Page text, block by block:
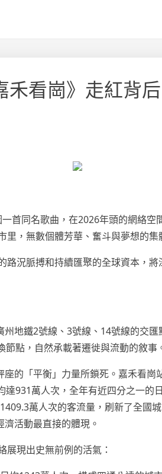
禾看崗》走紅背
首同名歌曲，在2026年頭的網絡
，無數個體芳華、奮斗與夢想的集
況脈搏和持續匯聚的全球資本，
州地鐵2號線、3號線、14號線的交
點，自然承載著遷徙與流動的敘事
的「平衡」力量所鎖死。嘉禾看
931萬人次，全年有近四分之一的
萬人次的客流量，刷新了全國
活動最直接的體現。
現出史無前例的活氣：